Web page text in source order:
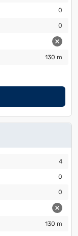
0
0
130 m
4
0
0
130 m